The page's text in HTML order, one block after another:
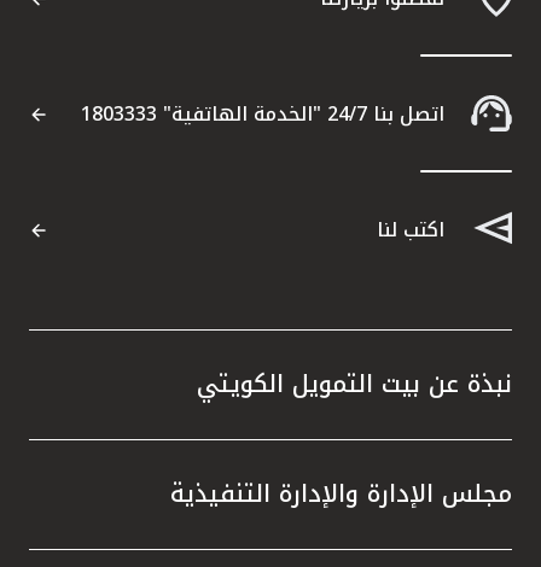
اتصل بنا 24/7 "الخدمة الهاتفية" 1803333
اكتب لنا
نبذة عن بيت التمويل الكويتي
مجلس الإدارة والإدارة التنفيذية